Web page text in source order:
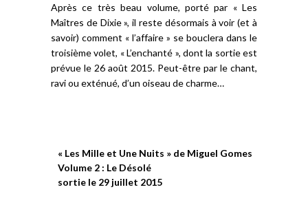
Après ce très beau volume, porté par « Les
Maîtres de Dixie », il reste désormais à voir (et à
savoir) comment « l’affaire » se bouclera dans le
troisième volet, « L’enchanté », dont la sortie est
prévue le 26 août 2015. Peut-être par le chant,
ravi ou exténué, d’un oiseau de charme…
« Les Mille et Une Nuits » de Miguel Gomes
Volume 2 : Le Désolé
sortie le 29 juillet 2015